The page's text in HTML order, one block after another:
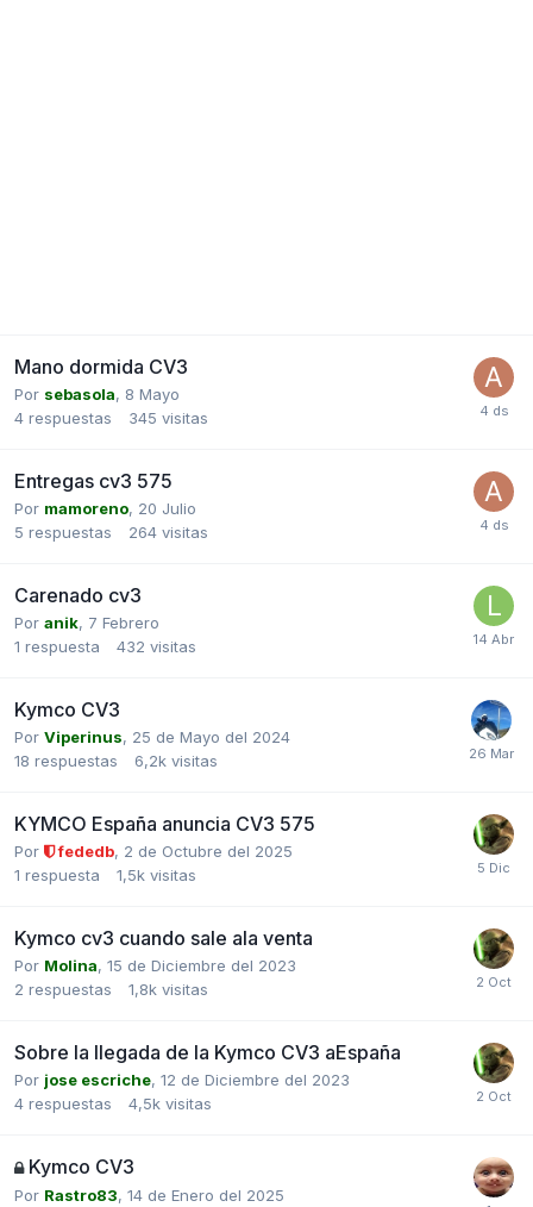
Mano dormida CV3
Por sebasola, 8 Mayo
4 respuestas 345 visitas
Entregas cv3 575
Por mamoreno, 20 Julio
5 respuestas 264 visitas
Carenado cv3
Por anik, 7 Febrero
1 respuesta 432 visitas
Kymco CV3
Por Viperinus, 25 de Mayo del 2024
18 respuestas 6,2k visitas
KYMCO España anuncia CV3 575
Por fededb, 2 de Octubre del 2025
1 respuesta 1,5k visitas
Kymco cv3 cuando sale ala venta
Por Molina, 15 de Diciembre del 2023
2 respuestas 1,8k visitas
Sobre la llegada de la Kymco CV3 aEspaña
Por jose escriche, 12 de Diciembre del 2023
4 respuestas 4,5k visitas
Kymco CV3
Por Rastro83, 14 de Enero del 2025